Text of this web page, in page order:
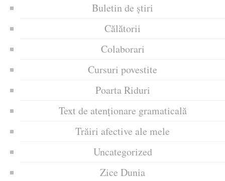
Buletin de știri
Călătorii
Colaborari
Cursuri povestite
Poarta Riduri
Text de atenționare gramaticală
Trăiri afective ale mele
Uncategorized
Zice Dunia